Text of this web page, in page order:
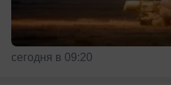
сегодня в 09:20